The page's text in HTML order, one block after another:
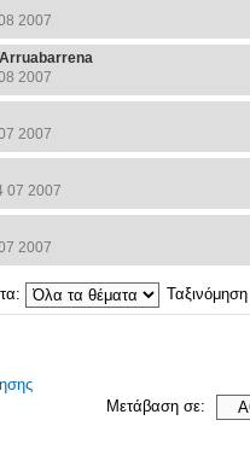
2007
Arruabarrena
2007
2007
07 2007
2007
Μετάβαση σε: